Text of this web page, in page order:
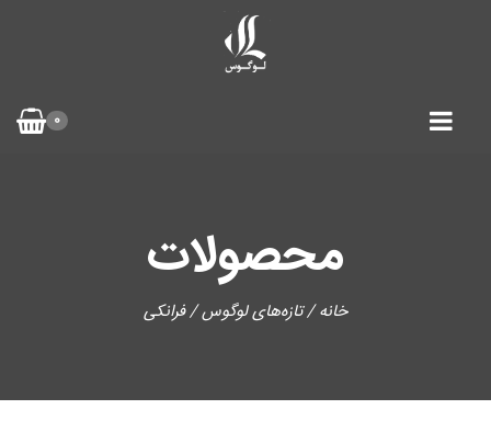
0
محصولات
خانه/تازه‌های لوگوس/ فرانکی